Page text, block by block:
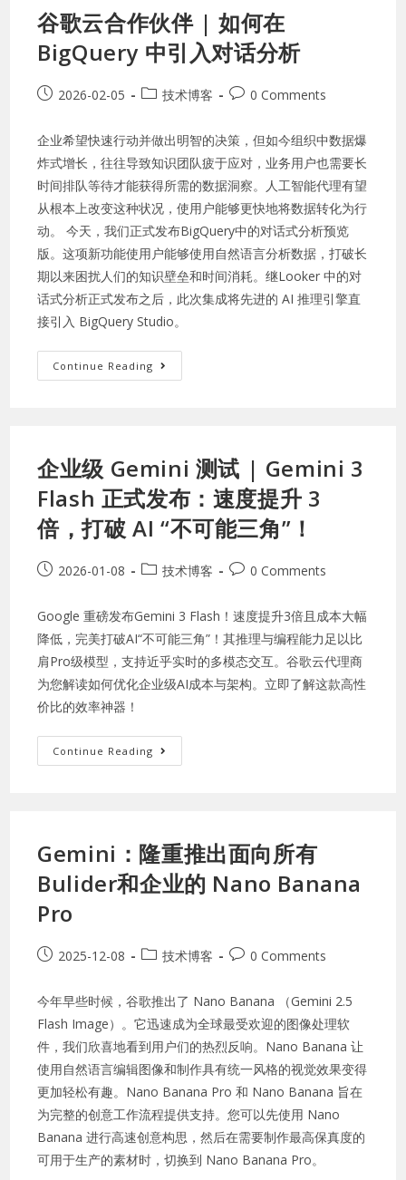
谷歌云合作伙伴 | 如何在
BigQuery 中引入对话分析
2026-02-05 技术博客 0 Comments
企业希望快速行动并做出明智的决策，但如今组织中数据爆
炸式增长，往往导致知识团队疲于应对，业务用户也需要长
时间排队等待才能获得所需的数据洞察。人工智能代理有望
从根本上改变这种状况，使用户能够更快地将数据转化为行
动。 今天，我们正式发布BigQuery中的对话式分析预览
版。这项新功能使用户能够使用自然语言分析数据，打破长
期以来困扰人们的知识壁垒和时间消耗。继Looker 中的对
话式分析正式发布之后，此次集成将先进的 AI 推理引擎直
接引入 BigQuery Studio。
Continue Reading
企业级 Gemini 测试 | Gemini 3
Flash 正式发布：速度提升 3
倍，打破 AI “不可能三角”！
2026-01-08 技术博客 0 Comments
Google 重磅发布Gemini 3 Flash！速度提升3倍且成本大幅
降低，完美打破AI“不可能三角”！其推理与编程能力足以比
肩Pro级模型，支持近乎实时的多模态交互。谷歌云代理商
为您解读如何优化企业级AI成本与架构。立即了解这款高性
价比的效率神器！
Continue Reading
Gemini：隆重推出面向所有
Bulider和企业的 Nano Banana
Pro
2025-12-08 技术博客 0 Comments
今年早些时候，谷歌推出了 Nano Banana （Gemini 2.5
Flash Image）。它迅速成为全球最受欢迎的图像处理软
件，我们欣喜地看到用户们的热烈反响。Nano Banana 让
使用自然语言编辑图像和制作具有统一风格的视觉效果变得
更加轻松有趣。Nano Banana Pro 和 Nano Banana 旨在
为完整的创意工作流程提供支持。您可以先使用 Nano
Banana 进行高速创意构思，然后在需要制作最高保真度的
可用于生产的素材时，切换到 Nano Banana Pro。